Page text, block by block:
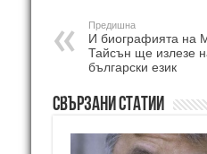
Предишна
И биографията на
Тайсън ще излезе
български език
Свързани статии